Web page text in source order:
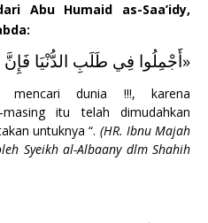
Abu Humaid as-Saa’idy,
«أَجْمِلُوا فِي طَلَبِ الدُّنْيَا
mencari dunia !!!, karena
masing itu telah dimudahkan
untuknya “. (HR. Ibnu Majah
Syeikh al-Albaany dlm Shahih